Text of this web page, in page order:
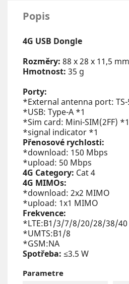
Popis
4G USB Dongle
Rozměry: 88 x 28 x 11,5 mm
Hmotnost: 35 g
Porty:
*External antenna port:
*USB: Type-A *1
*Sim card: Mini-SIM(2FF) *1
*signal indicator *1
Přenosové rychlosti:
*download: 150 Mbps
*upload: 50 Mbps
4G Category: Cat 4
4G MIMOs:
*download: 2x2 MIMO
*upload: 1x1 MIMO
Frekvence:
*LTE:B1/3/7/8/20/28/38/40
*UMTS:B1/8
*GSM:NA
Spotřeba: ≤3.5 W
Parametre